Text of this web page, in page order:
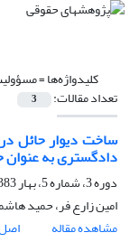
کلیدواژه‌ها =
تعداد مقالات: 3
ساخت‌ دیوار حائل‌
دادگستری‌ به‌ عنوان‌
دوره 3، شماره 5، بهار 1383، صفحه
امین‌ زارع‌ فر، حمید
مشاهده مقاله